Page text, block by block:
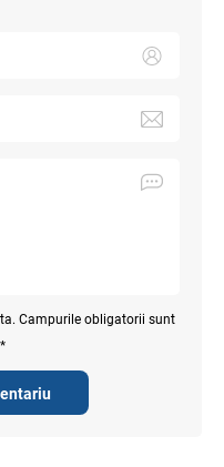
Campurile obligatorii sunt